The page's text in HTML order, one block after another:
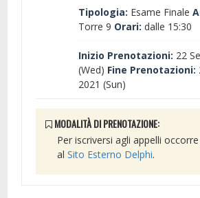
Tipologia: Esame Finale
Torre 9 Orari: dalle 15:30
Inizio Prenotazioni: 22
(Wed) Fine Prenotazioni:
2021 (Sun)
MODALITÀ DI PRENOTAZIONE:
Per iscriversi agli appelli
al Sito Esterno Delphi.